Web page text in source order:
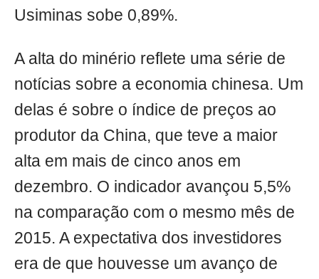
Usiminas sobe 0,89%.
A alta do minério reflete uma série de
notícias sobre a economia chinesa. Um
delas é sobre o índice de preços ao
produtor da China, que teve a maior
alta em mais de cinco anos em
dezembro. O indicador avançou 5,5%
na comparação com o mesmo mês de
2015. A expectativa dos investidores
era de que houvesse um avanço de